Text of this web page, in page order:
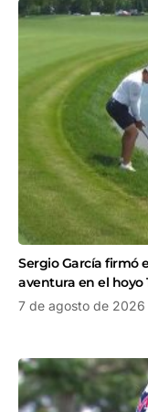
Sergio García firmó
aventura en el hoyo
7 de agosto de 2026